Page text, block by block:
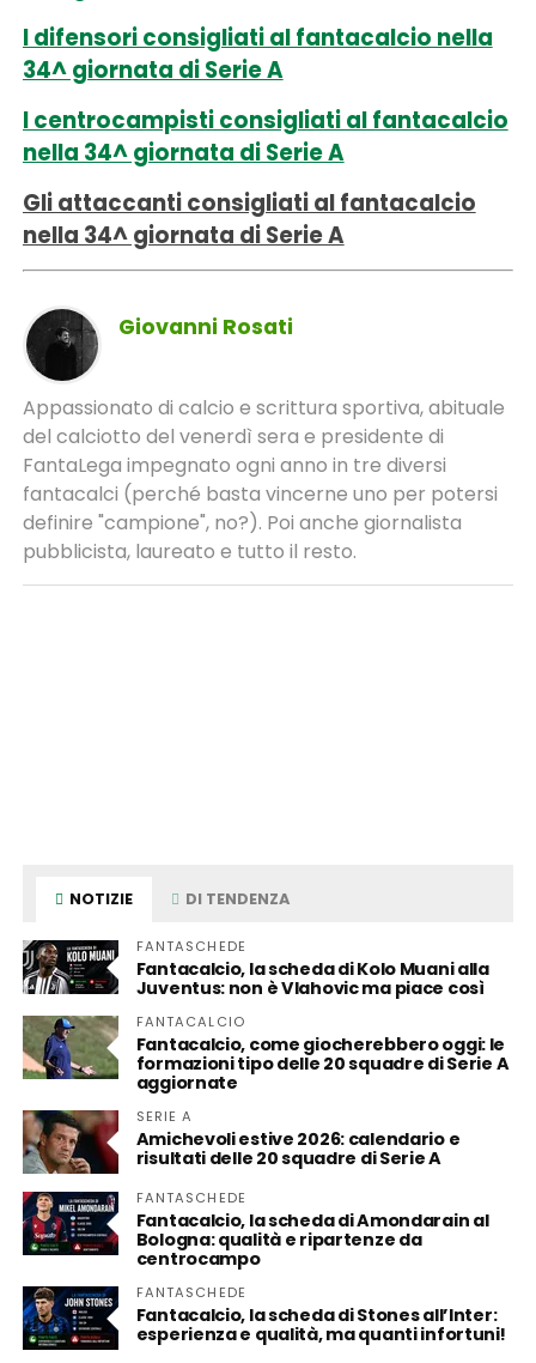
I difensori consigliati al fantacalcio nella
34^ giornata di Serie A
I centrocampisti consigliati al fantacalcio
nella 34^ giornata di Serie A
Gli attaccanti consigliati al fantacalcio
nella 34^ giornata di Serie A
Giovanni Rosati
Appassionato di calcio e scrittura sportiva, abituale
del calciotto del venerdì sera e presidente di
FantaLega impegnato ogni anno in tre diversi
fantacalci (perché basta vincerne uno per potersi
definire "campione", no?). Poi anche giornalista
pubblicista, laureato e tutto il resto.
NOTIZIE DI TENDENZA
FANTASCHEDE
Fantacalcio, la scheda di Kolo Muani alla
Juventus: non è Vlahovic ma piace così
FANTACALCIO
Fantacalcio, come giocherebbero oggi: le
formazioni tipo delle 20 squadre di Serie A
aggiornate
SERIE A
Amichevoli estive 2026: calendario e
risultati delle 20 squadre di Serie A
FANTASCHEDE
Fantacalcio, la scheda di Amondarain al
Bologna: qualità e ripartenze da
centrocampo
FANTASCHEDE
Fantacalcio, la scheda di Stones all’Inter:
esperienza e qualità, ma quanti infortuni!